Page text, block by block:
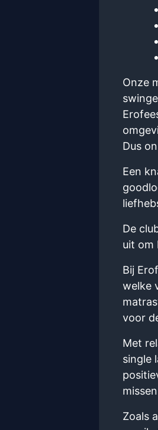
Onze
Dus
Een
De
uit om
Bij
welke
voor
Met
single
Zoals